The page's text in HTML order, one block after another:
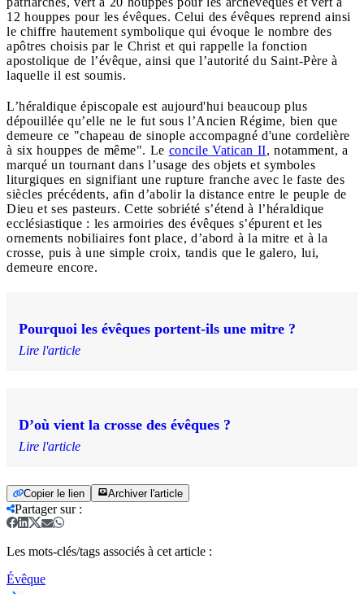
12 houppes pour les évêques. Celui des évêques reprend ainsi
le chiffre hautement symbolique qui évoque le nombre des
apôtres choisis par le Christ et qui rappelle la fonction
apostolique de l’évêque, ainsi que l’autorité du Saint-Père à
laquelle il est soumis.
L’héraldique épiscopale est aujourd'hui beaucoup plus
dépouillée qu’elle ne le fut sous l’Ancien Régime, bien que
demeure ce "chapeau de sinople accompagné d'une cordelière
à six houppes de même". Le concile Vatican II, notamment, a
marqué un tournant dans l’usage des objets et symboles
liturgiques en signifiant une rupture franche avec le faste des
siècles précédents, afin d’abolir la distance entre le peuple de
Dieu et ses pasteurs. Cette sobriété s’étend à l’héraldique
ecclésiastique : les armoiries des évêques s’épurent et les
ornements nobiliaires font place, d’abord à la mitre et à la
crosse, puis à une simple croix, tandis que le galero, lui,
demeure encore.
Pourquoi les évêques portent-ils une mitre ?
Lire l'article
D’où vient la crosse des évêques ?
Lire l'article
Copier le lien Archiver l'article
Partager sur:
Les mots-clés/tags associés à cet article :
Évêque